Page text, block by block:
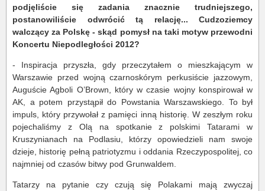
podjęliście się zadania znacznie trudniejszego,
postanowiliście odwrócić tą relację... Cudzoziemcy
walczący za Polskę - skąd pomysł na taki motyw przewodni
Koncertu Niepodległości 2012?
- Inspiracja przyszła, gdy przeczytałem o mieszkającym w
Warszawie przed wojną czarnoskórym perkusiście jazzowym,
Auguście Agboli O’Brown, który w czasie wojny konspirował w
AK, a potem przystąpił do Powstania Warszawskiego. To był
impuls, który przywołał z pamięci inną historię. W zeszłym roku
pojechaliśmy z Olą na spotkanie z polskimi Tatarami w
Kruszynianach na Podlasiu, którzy opowiedzieli nam swoje
dzieje, historię pełną patriotyzmu i oddania Rzeczypospolitej, co
najmniej od czasów bitwy pod Grunwaldem.
Tatarzy na pytanie czy czują się Polakami mają zwyczaj